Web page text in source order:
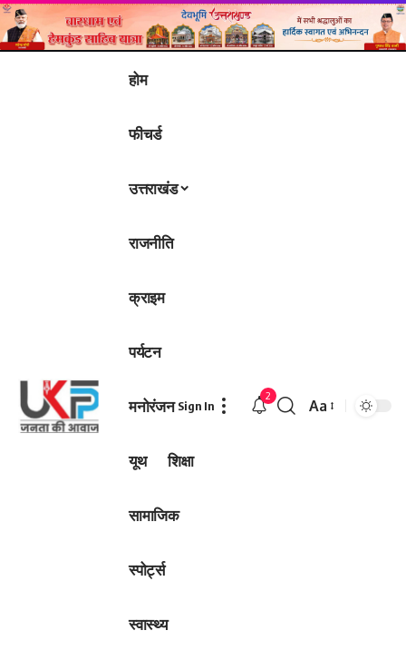
होम
फीचर्ड
उत्तराखंड
राजनीति
क्राइम
पर्यटन
मनोरंजन
यूथ शिक्षा
सामाजिक
स्पोर्ट्स
स्वास्थ्य
Sign In
2
Font
Aa